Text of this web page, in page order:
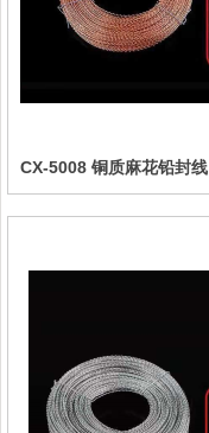
CX-5008 铜质麻花铅封线